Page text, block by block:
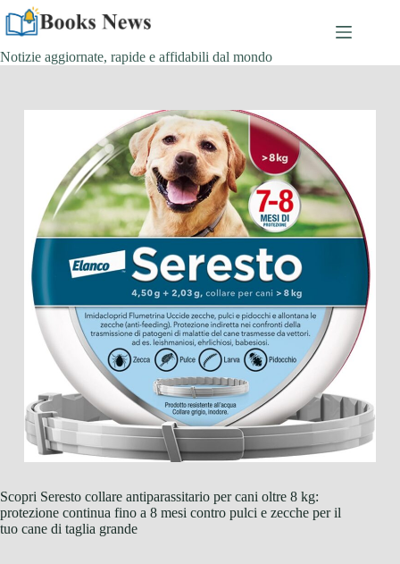
contenuto
Notizie aggiornate, rapide e affidabili dal mondo
Scopri Seresto collare antiparassitario per cani oltre 8 kg:
protezione continua fino a 8 mesi contro pulci e zecche per il
tuo cane di taglia grande